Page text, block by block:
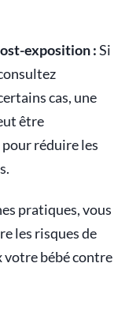
exposition :Si
cas, une
être
réduire les
pratiques, vous
les risques de
votre bébé contre